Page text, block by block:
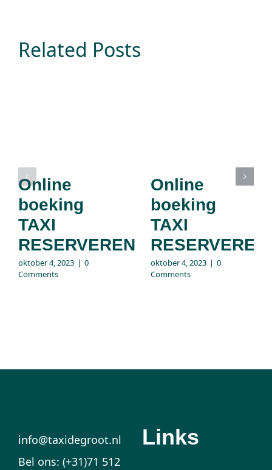
Related Posts
Online
boeking
TAXI
RESERVEREN
oktober 4, 2023 | 0
Comments
Online
boeking
TAXI
RESERVEREN
oktober 4, 2023 | 0
Comments
info@taxidegroot.nl
Bel ons: (+31)71 512
Links